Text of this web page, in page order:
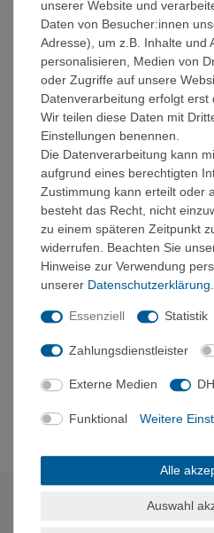
hergestellt, was faire
Standards garantiert. Zudem
bluesign® approved, ein
Produktion.
Der Patagonia Men's Jackson
Wahl für alle, die Wert auf
und zeitloses Design legen. Er
durch die kalte Jahreszeit und
Schutz bei Wind und Wetter.
Details:
Wasserdichter,
H2No® Performance
Wärmende Füllung aus
Verstellbare Kapuze mit
Eine innenliegende
bluesign® approved
Recyceltes Polyester
Technische Daten
unserer Website und
Daten von Besucher:innen
Adresse), um z.B. Inhalte und
personalisieren, Medien von
oder Zugriffe auf unsere
Datenverarbeitung erfolgt erst
Wir teilen diese Daten mit
Einstellungen benennen.
Die Datenverarbeitung kann
aufgrund eines berechtigten
Zustimmung kann erteilt oder
besteht das Recht, nicht
zu einem späteren Zeitpunkt
widerrufen. Beachten Sie
Hinweise zur Verwendung
unserer Daten­schutz­erklärung.
Essenziell Statistik
Zahlungsdienstleister
Externe Medien
Funktional Weitere
Alle
Auswahl